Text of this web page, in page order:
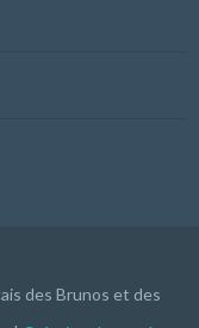
des Brunos et des